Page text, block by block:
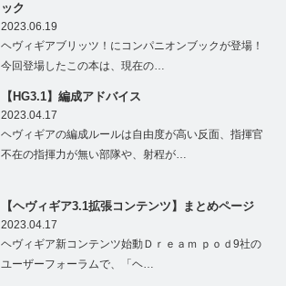
ック
2023.06.19
ヘヴィギアブリッツ！にコンパニオンブックが登場！
今回登場したこの本は、現在の…
【HG3.1】編成アドバイス
2023.04.17
ヘヴィギアの編成ルールは自由度が高い反面、指揮官
不在の指揮力が無い部隊や、射程が…
【ヘヴィギア3.1拡張コンテンツ】まとめページ
2023.04.17
ヘヴィギア新コンテンツ始動Ｄｒｅａｍ ｐｏｄ9社の
ユーザーフォーラムで、「ヘ…